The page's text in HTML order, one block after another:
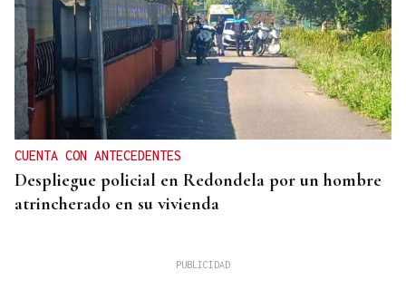
CUENTA CON ANTECEDENTES
Despliegue policial en Redondela por un hombre
atrincherado en su vivienda